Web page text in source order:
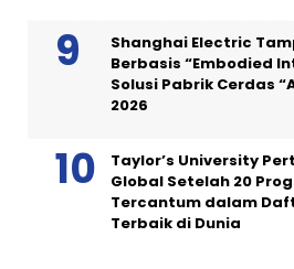
Shanghai Electric
Berbasis “Embodied
Solusi Pabrik Cerdas
2026
Taylor’s University
Global Setelah 20
Tercantum dalam
Terbaik di Dunia